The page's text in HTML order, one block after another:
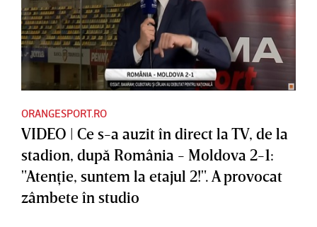
ORANGESPORT.RO
VIDEO | Ce s-a auzit în direct la TV, de la
stadion, după România - Moldova 2-1:
"Atenţie, suntem la etajul 2!". A provocat
zâmbete în studio